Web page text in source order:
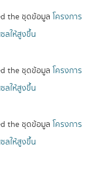
the ชุดข้อมูล โครงการ
ลให้สูงขึ้น
the ชุดข้อมูล โครงการ
ลให้สูงขึ้น
the ชุดข้อมูล โครงการ
ลให้สูงขึ้น